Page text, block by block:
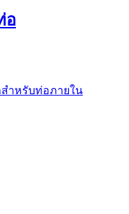
อ
ำหรับท่อภายใน